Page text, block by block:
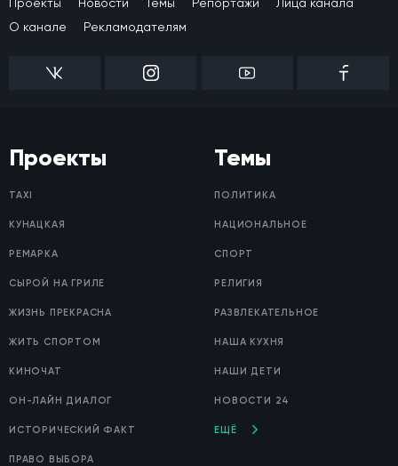
О канале
Рекламодателям
Проекты
TAXI
КУНАЦКАЯ
РЕМАРКА
СЫРОЙ НА ГРИЛЕ
ЖИЗНЬ ПРЕКРАСНА
ЖИТЬ СПОРТОМ
КИНОЧАТ
ОН-ЛАЙН ДИАЛОГ
ИСТОРИЧЕСКИЙ ФАКТ
ПРАВО ВЫБОРА
Темы
ПОЛИТИКА
НАЦИОНАЛЬНОЕ
СПОРТ
РЕЛИГИЯ
РАЗВЛЕКАТЕЛЬНОЕ
НАША КУХНЯ
НАШИ ДЕТИ
НОВОСТИ 24
ЕЩЁ